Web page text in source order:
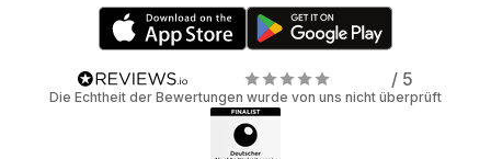
/ 5
Die Echtheit der Bewertungen wurde von uns nicht überprüft